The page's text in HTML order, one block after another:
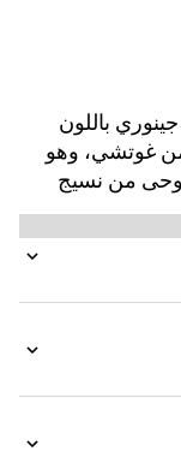
باللون
غوتشي، وهو
من نسيج